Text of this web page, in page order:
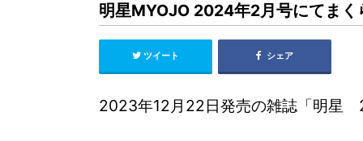
明星MYOJO 2024年2月号にてまく
ツイート シェア
2023年12月22日発売の雑誌「明星